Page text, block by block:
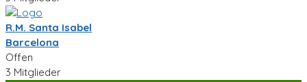
R.M. Santa Isabel
Barcelona
Offen
3 Mitglieder